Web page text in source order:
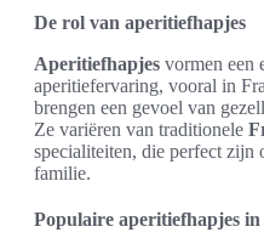
De rol van aperitiefhapjes
Aperitiefhapjes vormen een
aperitiefervaring, vooral in
brengen een gevoel van
Ze variëren van traditionele
specialiteiten, die perfect zijn
familie.
Populaire aperitiefhapjes